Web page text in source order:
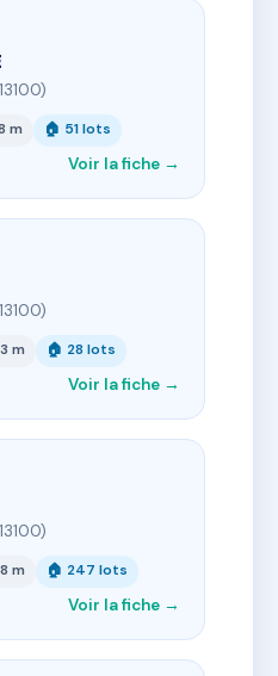
m 🏠 51 lots
Voir la fiche →
m 🏠 28 lots
Voir la fiche →
m 🏠 247 lots
Voir la fiche →